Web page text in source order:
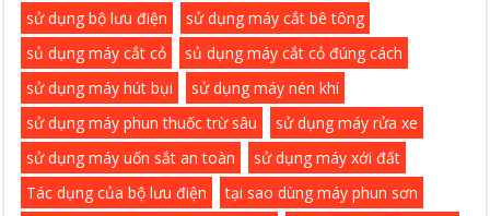
sử dụng bộ lưu điện
sử dụng máy cắt bê tông
sủ dụng máy cắt cỏ
sủ dụng máy cắt cỏ đúng cách
sử dụng máy hút bụi
sử dụng máy nén khí
sử dụng máy phun thuốc trừ sâu
sử dụng máy rửa xe
sử dụng máy uốn sắt an toàn
sử dụng máy xới đất
Tác dụng của bộ lưu điện
tại sao dùng máy phun sơn